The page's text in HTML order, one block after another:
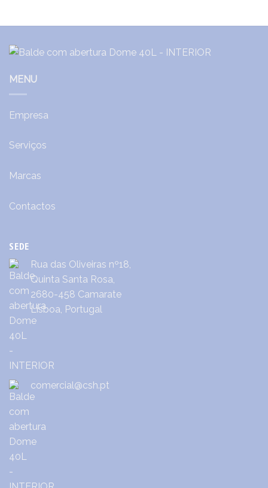
MENU
Empresa
Serviços
Marcas
Contactos
SEDE
Rua das Oliveiras nº18,
Quinta Santa Rosa,
2680-458 Camarate
Lisboa, Portugal
comercial@csh.pt